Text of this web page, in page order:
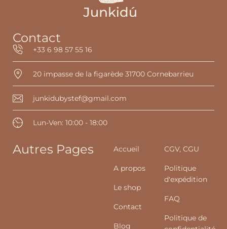
Contact
+33 6 98 57 55 16
20 impasse de la figarède 31700 Cornebarrieu
junkidubystef@gmail.com
Lun-Ven: 10:00 - 18:00
Autres Pages Accueil
A propos
Le shop
Contact
Blog
CGV, CGU
Politique
d'expédition
FAQ
Politique de